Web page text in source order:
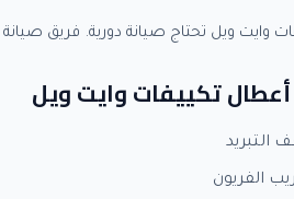
وايت ويل تحتاج صيانة دورية. فريق
أعطال تكييفات وايت ويل
التبريد
الفريون